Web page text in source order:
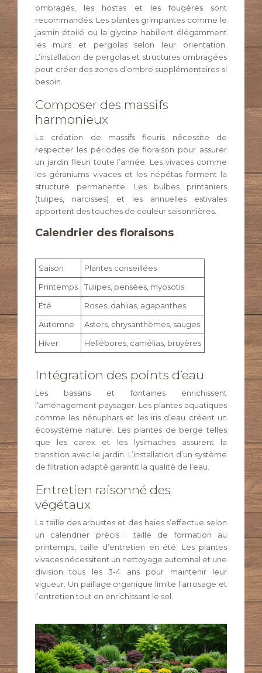
ombragés, les hostas et les fougères sont
recommandés. Les plantes grimpantes comme le
jasmin étoilé ou la glycine habillent élégamment
les murs et pergolas selon leur orientation.
L’installation de pergolas et structures ombragées
peut créer des zones d’ombre supplémentaires si
besoin.
Composer des massifs
harmonieux
La création de massifs fleuris nécessite de
respecter les périodes de floraison pour assurer
un jardin fleuri toute l’année. Les vivaces comme
les géraniums vivaces et les népétas forment la
structure permanente. Les bulbes printaniers
(tulipes, narcisses) et les annuelles estivales
apportent des touches de couleur saisonnières.
Calendrier des floraisons
Saison
Plantes conseillées
Printemps
Tulipes, pensées, myosotis
Été
Roses, dahlias, agapanthes
Automne
Asters, chrysanthèmes, sauges
Hiver
Hellébores, camélias, bruyères
Intégration des points d’eau
Les bassins et fontaines enrichissent
l’aménagement paysager. Les plantes aquatiques
comme les nénuphars et les iris d’eau créent un
écosystème naturel. Les plantes de berge telles
que les carex et les lysimaches assurent la
transition avec le jardin. L’installation d’un système
de filtration adapté garantit la qualité de l’eau.
Entretien raisonné des
végétaux
La taille des arbustes et des haies s’effectue selon
un calendrier précis : taille de formation au
printemps, taille d’entretien en été. Les plantes
vivaces nécessitent un nettoyage automnal et une
division tous les 3-4 ans pour maintenir leur
vigueur. Un paillage organique limite l’arrosage et
l’entretien tout en enrichissant le sol.